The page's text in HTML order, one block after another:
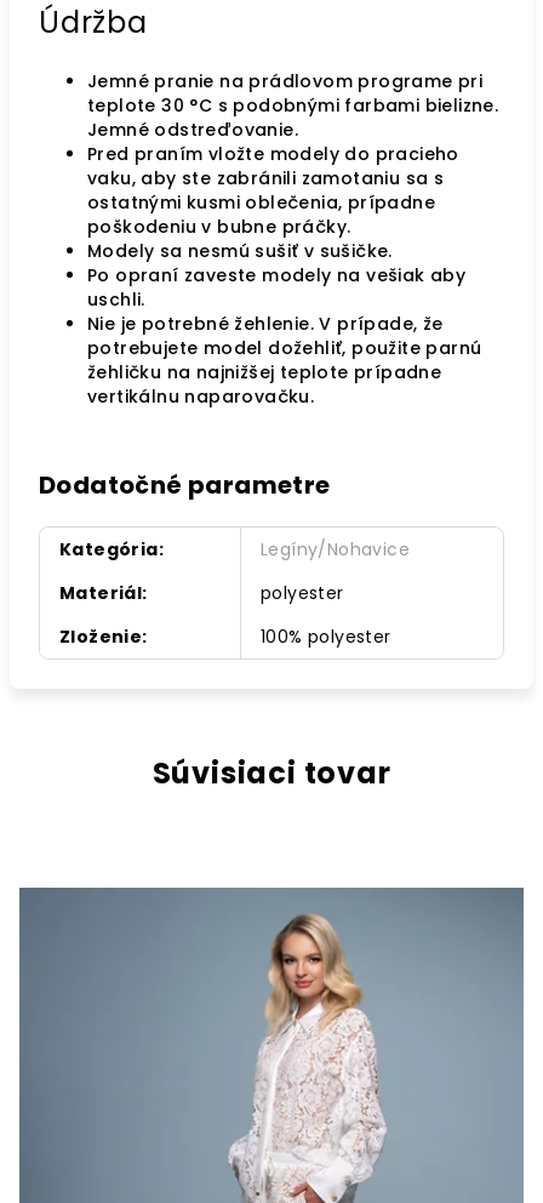
Údržba
Jemné pranie na prádlovom programe pri
teplote 30 °C s podobnými farbami bielizne.
Jemné odstreďovanie.
Pred praním vložte modely do pracieho
vaku, aby ste zabránili zamotaniu sa s
ostatnými kusmi oblečenia, prípadne
poškodeniu v bubne práčky.
Modely sa nesmú sušiť v sušičke.
Po opraní zaveste modely na vešiak aby
uschli.
Nie je potrebné žehlenie. V prípade, že
potrebujete model dožehliť, použite parnú
žehličku na najnižšej teplote prípadne
vertikálnu naparovačku.
Dodatočné parametre
Kategória:
Legíny/Nohavice
Materiál:
polyester
Zloženie: 100% polyester
Súvisiaci tovar